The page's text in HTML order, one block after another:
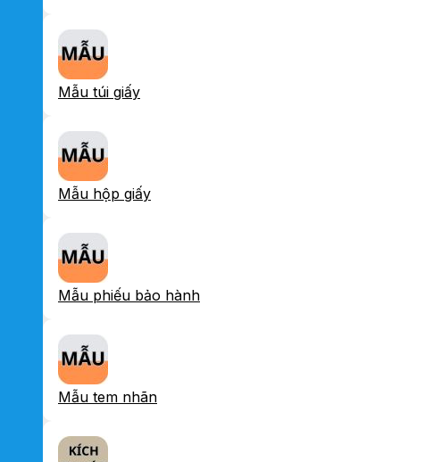
Mẫu túi giấy
Mẫu hộp giấy
Mẫu phiếu bảo hành
Mẫu tem nhãn